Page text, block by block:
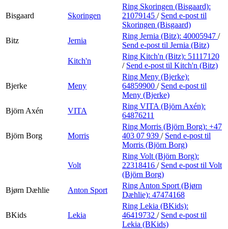
Bisgaard Skoringen
Ring Skoringen (Bisgaard):
21079145 / Send e-post til
Skoringen (Bisgaard)
Bitz
Jernia
Ring Jernia (Bitz): 40005947 /
Send e-post til Jernia (Bitz)
Kitch'n
Ring Kitch'n (Bitz): 51117120
/ Send e-post til Kitch'n (Bitz)
Bjerke Meny
Ring Meny (Bjerke):
64859900 / Send e-post til
Meny (Bjerke)
Björn Axén
VITA
Ring VITA (Björn Axén):
64876211
Björn Borg Morris
Ring Morris (Björn Borg): +47
403 07 939 / Send e-post til
Morris (Björn Borg)
Volt
Ring Volt (Björn Borg):
22318416 / Send e-post til Volt
(Björn Borg)
Bjørn Dæhlie
Anton Sport
Ring Anton Sport (Bjørn
Dæhlie): 47474168
BKids Lekia
Ring Lekia (BKids):
46419732 / Send e-post til
Lekia (BKids)